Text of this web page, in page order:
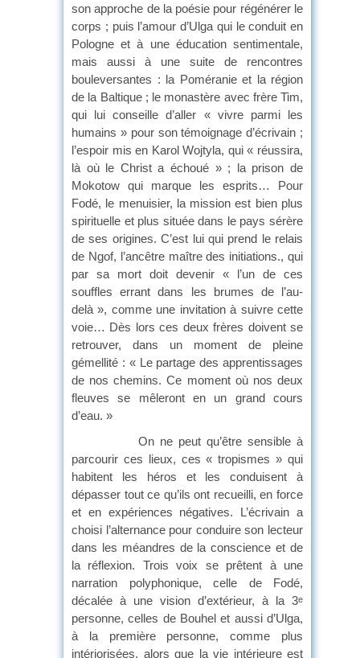
son approche de la poésie pour régénérer le
corps ; puis l’amour d’Ulga qui le conduit en
Pologne et à une éducation sentimentale,
mais aussi à une suite de rencontres
bouleversantes : la Poméranie et la région
de la Baltique ; le monastère avec frère Tim,
qui lui conseille d’aller « vivre parmi les
humains » pour son témoignage d’écrivain ;
l’espoir mis en Karol Wojtyla, qui « réussira,
là où le Christ a échoué » ; la prison de
Mokotow qui marque les esprits… Pour
Fodé, le menuisier, la mission est bien plus
spirituelle et plus située dans le pays sérère
de ses origines. C’est lui qui prend le relais
de Ngof, l’ancêtre maître des initiations., qui
par sa mort doit devenir « l’un de ces
souffles errant dans les brumes de l’au-
delà », comme une invitation à suivre cette
voie… Dès lors ces deux frères doivent se
retrouver, dans un moment de pleine
gémellité : « Le partage des apprentissages
de nos chemins. Ce moment où nos deux
fleuves se mêleront en un grand cours
d’eau. »
On ne peut qu’être sensible à
parcourir ces lieux, ces « tropismes » qui
habitent les héros et les conduisent à
dépasser tout ce qu’ils ont recueilli, en force
et en expériences négatives. L’écrivain a
choisi l’alternance pour conduire son lecteur
dans les méandres de la conscience et de
la réflexion. Trois voix se prêtent à une
narration polyphonique, celle de Fodé,
décalée à une vision d’extérieur, à la 3e
personne, celles de Bouhel et aussi d’Ulga,
à la première personne, comme plus
intériorisées, alors que la vie intérieure est